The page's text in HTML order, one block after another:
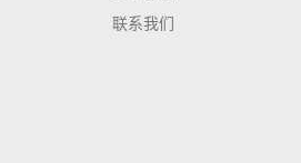
联系我们